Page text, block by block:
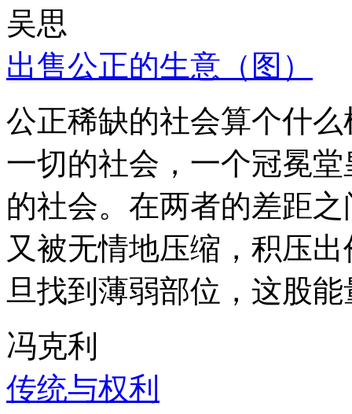
吴思
出售公正的生意（图）
公正稀缺的社会算个什
一切的社会，一个冠冕
的社会。在两者的差距
又被无情地压缩，积压
旦找到薄弱部位，这股
冯克利
传统与权利